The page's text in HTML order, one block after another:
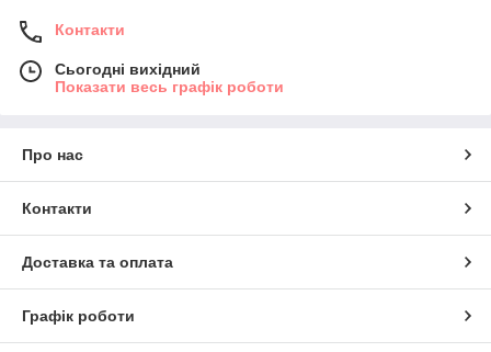
Контакти
Сьогодні вихідний
Показати весь графік роботи
Про нас
Контакти
Доставка та оплата
Графік роботи